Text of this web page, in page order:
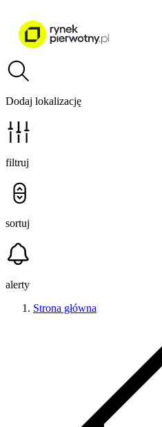
Dodaj lokalizację
filtruj
sortuj
alerty
Strona główna